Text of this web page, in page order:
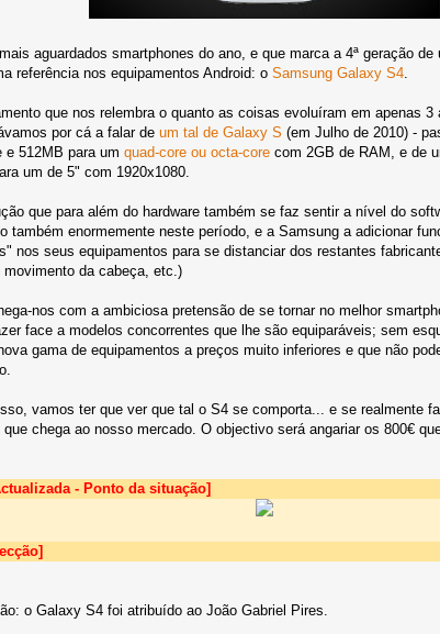
aguardados smartphones do ano, e que marca a 4ª geração de
referência nos equipamentos Android: o Samsung Galaxy S4
que nos relembra o quanto as coisas evoluíram em apenas 3
por cá a falar de um tal de Galaxy S (em Julho de 2010) -
e 512MB para um quad-core ou octa-core com 2GB de RAM, e de
um de 5" com 1920x1080.
que para além do hardware também se faz sentir a nível do
também enormemente neste período, e a Samsung a adicionar
nos seus equipamentos para se distanciar dos restantes
movimento da cabeça, etc.)
nos com a ambiciosa pretensão de se tornar no melhor
face a modelos concorrentes que lhe são equiparáveis; sem
gama de equipamentos a preços muito inferiores e que não
vamos ter que ver que tal o S4 se comporta... e se realmente
chega ao nosso mercado. O objectivo será angariar os 800€
- Ponto da situação]
o Galaxy S4 foi atribuído ao João Gabriel Pires.